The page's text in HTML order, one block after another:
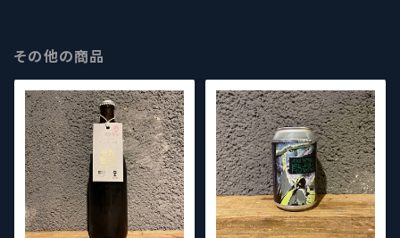
その他の商品